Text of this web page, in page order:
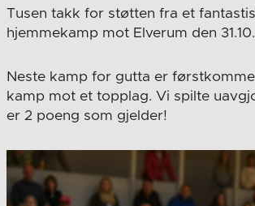
Tusen takk for støtten fra et
hjemmekamp mot Elverum den 31.10.
Neste kamp for gutta er
kamp mot et topplag. Vi spilte
er 2 poeng som gjelder!